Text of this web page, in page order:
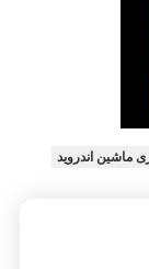
ماشین اندروید